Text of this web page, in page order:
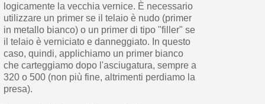
logicamente la vecchia vernice. È necessario
utilizzare un primer se il telaio è nudo (primer
in metallo bianco) o un primer di tipo "filler" se
il telaio è verniciato e danneggiato. In questo
caso, quindi, applichiamo un primer bianco
che carteggiamo dopo l'asciugatura, sempre a
320 o 500 (non più fine, altrimenti perdiamo la
presa).